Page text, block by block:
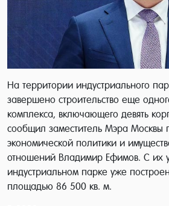
На территории индустриального
завершено строительство еще
комплекса, включающего девять
сообщил заместитель Мэра Москвы
экономической политики и
отношений Владимир Ефимов. С их
индустриальном парке уже
площадью 86 500 кв. м.